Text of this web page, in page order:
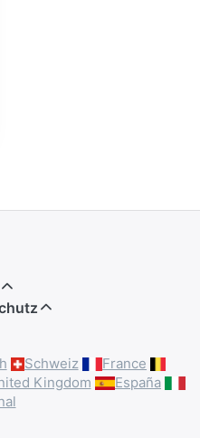
Schweiz
France
Kingdom
España